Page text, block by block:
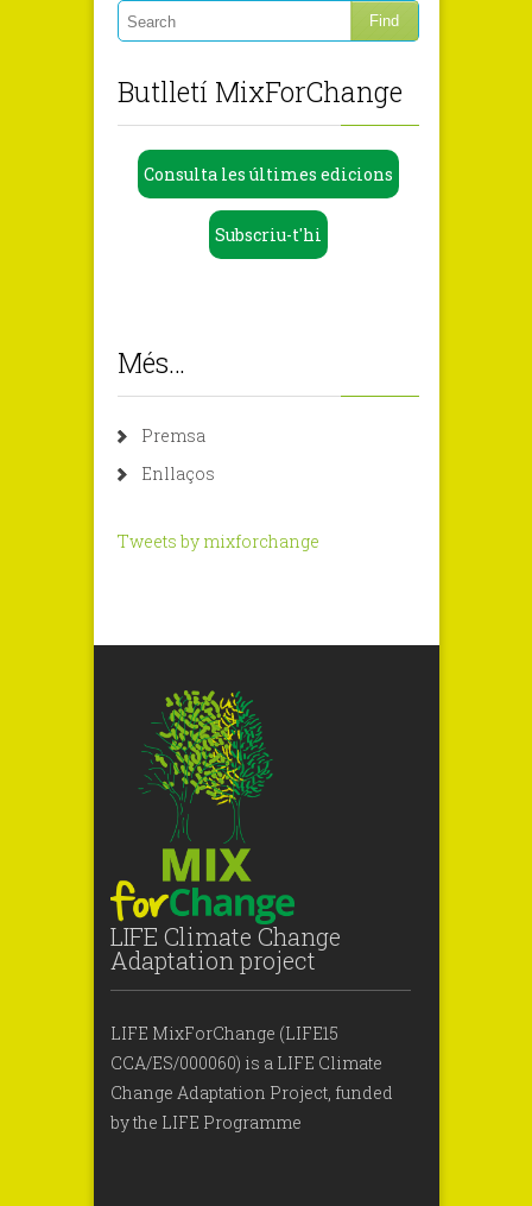
Butlletí MixForChange
Consulta les últimes edicions
Subscriu-t'hi
Més…
Premsa
Enllaços
Tweets by mixforchange
LIFE Climate Change
Adaptation project
LIFE MixForChange (LIFE15
CCA/ES/000060) is a LIFE Climate
Change Adaptation Project, funded
by the LIFE Programme